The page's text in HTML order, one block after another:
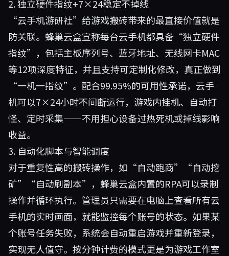
2. 独立硬件指纹+7×24稳定不掉线
“云手机游研社”给游戏搬砖带来的最直接价值就是
防关联。蜂巢云盒宣称每台云手机都具备“独立硬件
指纹”，包括主板序列号、蓝牙地址、无线网卡MAC
等12项深度特征，并且支持可定制化修改，真正做到
“一机一指纹”。配合99.95%的可用性承诺，云手
机可以7×24小时不间断运行，游戏内挂机、自动打
怪、定时采集——不用担心设备过热死机或掉线影响
收益。
3. 自动化脚本与智能调度
对于重复性高的搬砖操作，如“自动跑商”“自动挖
矿”“自动刷副本”，蜂巢云盒内置的RPA可以录制
操作并循环执行。管理员只需要在电脑上查看所有云
手机的实时画面，就能监控每个账号的状态。如果某
个账号任务失败，系统会自动重启游戏并重新登录，
实现无人值守。按分钟计费的模式更是为游戏工作室